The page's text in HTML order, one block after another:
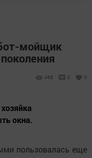
мойщик
468 0 0
окна.
пользовалась еще